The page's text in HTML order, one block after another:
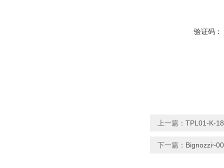
验证码：
上一篇： TPL01-K-
下一篇：